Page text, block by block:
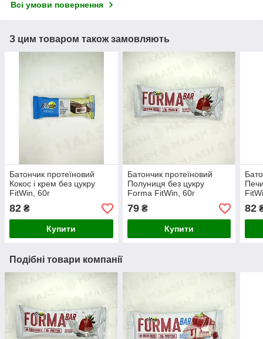
Всі умови повернення
З цим товаром також замовляють
Батончик протеїновий
Кокос і крем без цукру
FitWin, 60г
82 ₴
Купити
Батончик протеїновий
Полуниця без цукру
Forma FitWin, 60г
79₴
Купити
82
Подібні товари компанії